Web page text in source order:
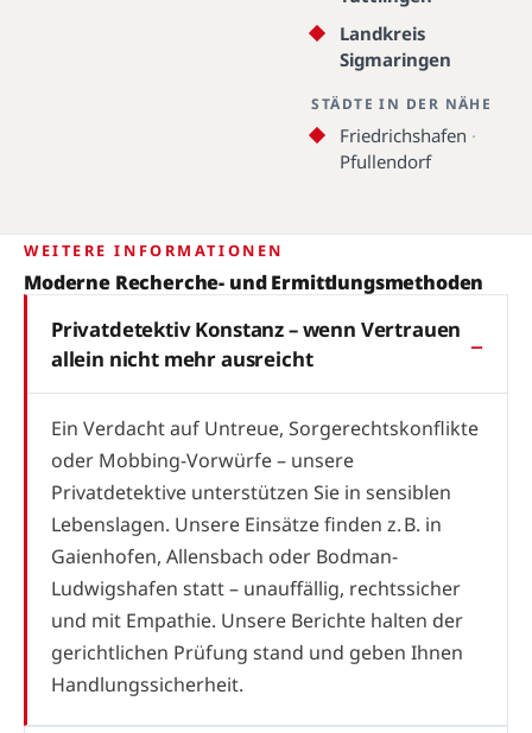
Landkreis
Sigmaringen
STÄDTE IN DER NÄHE
Friedrichshafen ·
Pfullendorf
WEITERE INFORMATIONEN
Moderne Recherche- und Ermittlungsmethoden
Privatdetektiv Konstanz – wenn Vertrauen
allein nicht mehr ausreicht
Ein Verdacht auf Untreue, Sorgerechtskonflikte
oder Mobbing-Vorwürfe – unsere
Privatdetektive unterstützen Sie in sensiblen
Lebenslagen. Unsere Einsätze finden z. B. in
Gaienhofen, Allensbach oder Bodman-
Ludwigshafen statt – unauffällig, rechtssicher
und mit Empathie. Unsere Berichte halten der
gerichtlichen Prüfung stand und geben Ihnen
Handlungssicherheit.